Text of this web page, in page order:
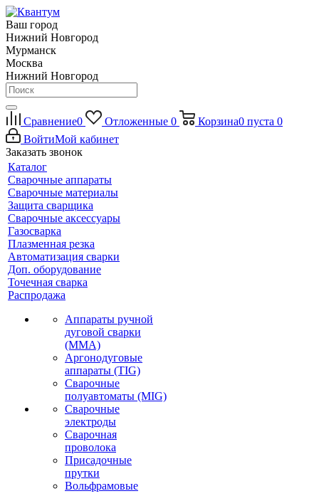
Ваш город
Нижний Новгород
Мурманск
Москва
Нижний Новгород
Сравнение0 Отложенные 0 Корзина0 пуста 0
ВойтиМой кабинет
Заказать звонок
Каталог
Сварочные аппараты
Сварочные материалы
Защита сварщика
Сварочные аксессуары
Газосварка
Плазменная резка
Автоматизация сварки
Доп. оборудование
Точечная сварка
Распродажа
Аппараты ручной
дуговой сварки
(MMA)
Аргонодуговые
аппараты (TIG)
Сварочные
полуавтоматы (MIG)
Сварочные
электроды
Сварочная
проволока
Присадочные
прутки
Вольфрамовые